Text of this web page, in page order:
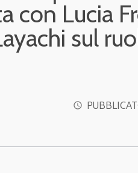
con Lucia
sul
access_time